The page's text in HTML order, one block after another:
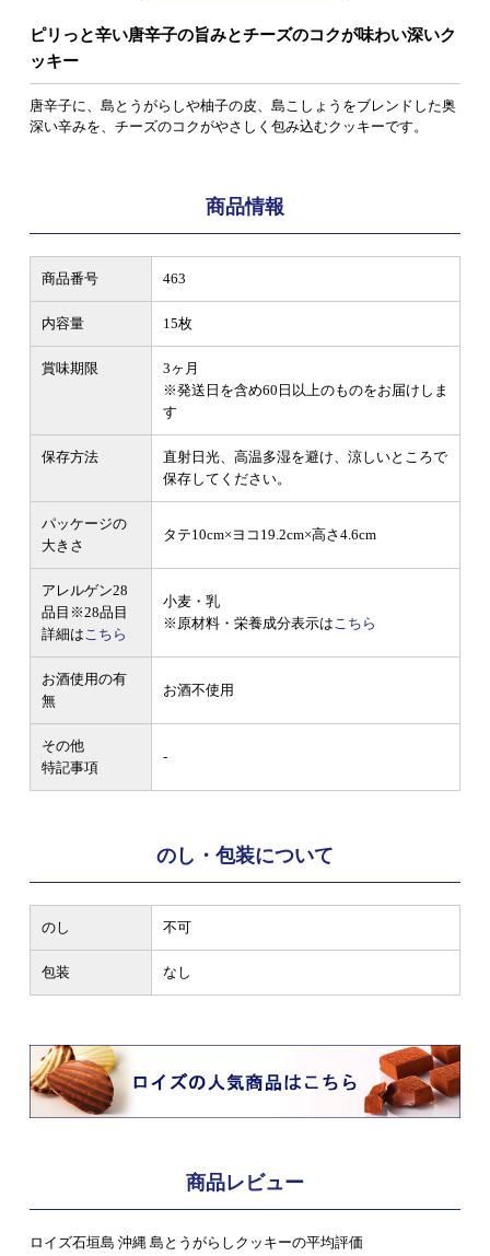
ピリっと辛い唐辛子の旨みとチーズのコクが味わい深いク
ッキー
唐辛子に、島とうがらしや柚子の皮、島こしょうをブレンドした奥
深い辛みを、チーズのコクがやさしく包み込むクッキーです。
商品情報
商品番号 463
内容量 15枚
賞味期限
3ヶ月
※発送日を含め60日以上のものをお届けしま
す
保存方法
直射日光、高温多湿を避け、涼しいところで
保存してください。
パッケージの
大きさ
タテ10cm×ヨコ19.2cm×高さ4.6cm
アレルゲン28
品目 ※28品目
詳細はこちら
小麦・乳
※原材料・栄養成分表示はこちら
お酒使用の有
無
お酒不使用
その他
特記事項
-
のし・包装について
のし 不可
包装 なし
商品レビュー
ロイズ石垣島 沖縄 島とうがらしクッキーの平均評価